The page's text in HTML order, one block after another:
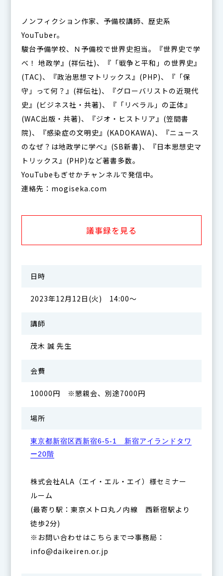
ノンフィクション作家、予備校講師、歴史系
YouTuber。
駿台予備学校、Ｎ予備校で世界史担当。『世界史で学
べ！ 地政学』(祥伝社)、『「戦争と平和」の世界史』
(TAC)、『政治思想マトリックス』(PHP)、『「保
守」って何？』(祥伝社)、『グローバリストの近現代
史』(ビジネス社・共著)、『「リベラル」の正体』
(WAC出版・共著)、『ジオ・ヒストリア』(笠間書
院)、『感染症の文明史』(KADOKAWA)、『ニュース
のなぜ？は地政学に学べ』(SB新書)、『日本思想史マ
トリックス』(PHP)など著書多数。
YouTubeもぎせかチャンネルで発信中。
連絡先：mogiseka.com
議事録を見る
日時
2023年12月12日(火) 14:00～
講師
茂木 誠 先生
会費
10000円 ※懇親会、別途7000円
場所
東京都新宿区西新宿6-5-1 新宿アイランドタワ
ー20階
株式会社ALA（エイ・エル・エイ）様セミナー
ルーム
(最寄り駅：東京メトロ丸ノ内線 西新宿駅より
徒歩2分)
※お問い合わせはこちらまで⇒事務局：
info@daikeiren.or.jp